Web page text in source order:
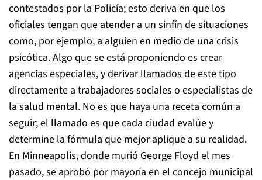
contestados por la Policía; esto deriva en que los
oficiales tengan que atender a un sinfín de situaciones
como, por ejemplo, a alguien en medio de una crisis
psicótica. Algo que se está proponiendo es crear
agencias especiales, y derivar llamados de este tipo
directamente a trabajadores sociales o especialistas de
la salud mental. No es que haya una receta común a
seguir; el llamado es que cada ciudad evalúe y
determine la fórmula que mejor aplique a su realidad.
En Minneapolis, donde murió George Floyd el mes
pasado, se aprobó por mayoría en el concejo municipal